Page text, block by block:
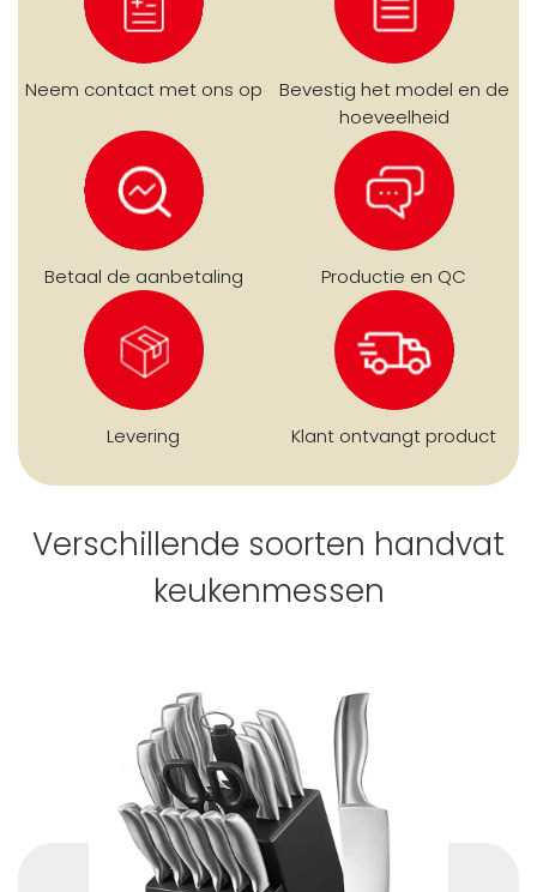
Neem contact met ons op
Bevestig het model en de
hoeveelheid
Betaal de aanbetaling Productie en QC
Levering Klant ontvangt product
Verschillende soorten handvat
keukenmessen